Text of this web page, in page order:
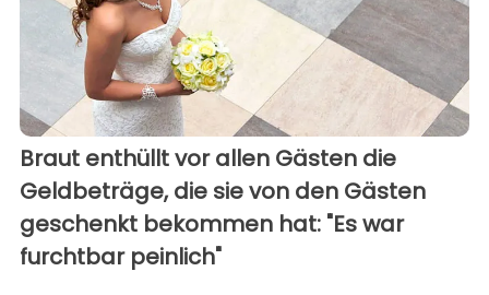
Braut enthüllt vor allen Gästen die
Geldbeträge, die sie von den Gästen
geschenkt bekommen hat: "Es war
furchtbar peinlich"